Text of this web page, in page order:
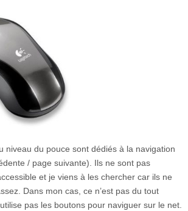
niveau du pouce sont dédiés à la navigation
/ page suivante). Ils ne sont pas
et je viens à les chercher car ils ne
Dans mon cas, ce n’est pas du tout
pas les boutons pour naviguer sur le net.